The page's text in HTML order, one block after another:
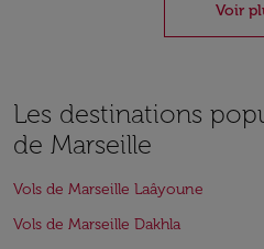
Voir
Les destinations
de Marseille
Vols de Marseille Laâyoune
Vols de Marseille Dakhla